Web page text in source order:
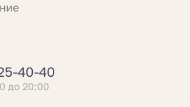
40-40
до 20:00
работать лучше.
на сайте с текущими
вы соглашаетесь на
файлов cookie, даёте Согласие